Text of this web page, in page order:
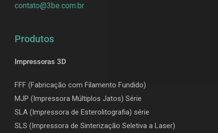
contato@3be.com.br
Produtos
Impressoras 3D
FFF (Fabricação com Filamento Fundido)
MJP (Impressora Múltiplos Jatos) Série
SLA (Impressora de Esterolitografia) série
SLS (Impressora de Sinterização Seletiva a Laser)